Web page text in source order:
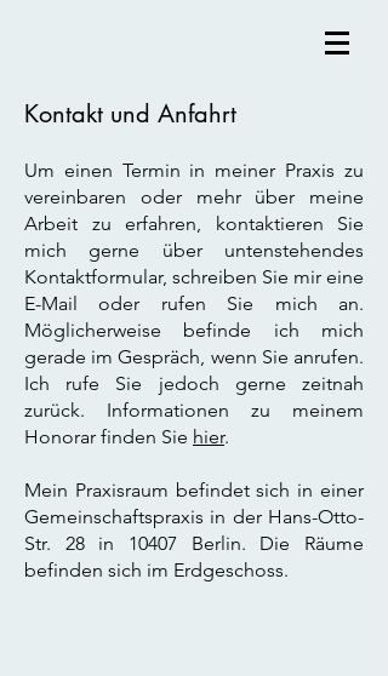
Kontakt und Anfahrt
Um einen Termin in meiner Praxis zu
vereinbaren oder mehr über meine
Arbeit zu erfahren, kontaktieren Sie
mich gerne über untenstehendes
Kontaktformular, schreiben Sie mir eine
E-Mail oder rufen Sie mich an.
Möglicherweise befinde ich mich
gerade im Gespräch, wenn Sie anrufen.
Ich rufe Sie jedoch gerne zeitnah
zurück. Informationen zu meinem
Honorar finden Sie hier.
Mein Praxisraum befindet sich in einer
Gemeinschaftspraxis in der Hans-Otto-
Str. 28 in 10407 Berlin. Die Räume
befinden sich im Erdgeschoss.